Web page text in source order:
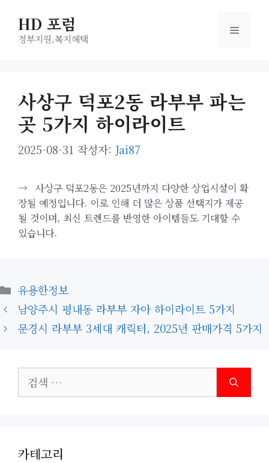
HD 포럼
정부지원,복지헤택
메
사상구 덕포2동 라부부 파는
곳 5가지 하이라이트
2025-08-31 작성자: Jai87
→ 사상구 덕포2동은 2025년까지 다양한 상업시설이 확
장될 예정입니다. 이로 인해 더 많은 상품 선택지가 제공
될 것이며, 최신 트렌드를 반영한 아이템들도 기대할 수
있습니다.
카
테
고
리
유용한정보
남양주시 평내동 라부부 자아 하이라이트 5가지
문경시 라부부 3세대 캐릭터, 2025년 판매가격 5가지
색:
카테고리